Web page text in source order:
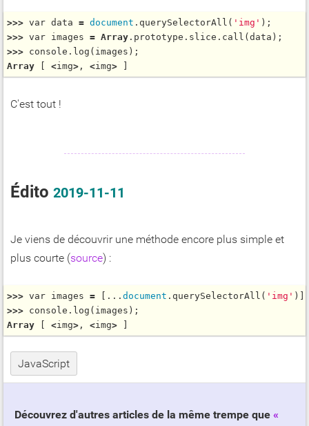
>>> var data = document . querySelectorAll ( 'img'
>>> var images = Array .prototype.slice. call
>>> console. log
Array
<img> , <img>
C'est tout !
Édito 2019-11-11
Je viens de découvrir une méthode encore plus simple et
plus courte (source) :
>>> var images = [... document . querySelectorAll ( 'img'
>>> console. log
Array
<img> , <img>
JavaScript
Découvrez d'autres articles de la même trempe que